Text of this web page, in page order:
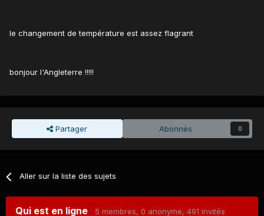
le changement de température est assez flagrant
bonjour l'Angleterre !!!!!
Partager Abonnés 0
Aller sur la liste des sujets
Qui est en ligne 5 membres, 0 anonyme, 491 invités